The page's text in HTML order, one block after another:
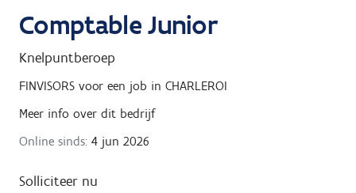
n
a
a
Comptable Junior
Knelpuntberoep
FINVISORS voor een job in CHARLEROI
Meer info over dit bedrijf
Online sinds: 4 jun 2026
Solliciteer nu